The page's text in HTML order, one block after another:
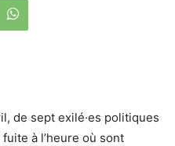
de sept exilé·es politiques
à l’heure où sont